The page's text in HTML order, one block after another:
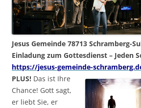
Jesus Gemeinde 78713 Schramberg-
Einladung zum Gottesdienst – Jeden
https://jesus-gemeinde-
PLUS! Das ist Ihre
Chance! Gott sagt,
er liebt Sie, er